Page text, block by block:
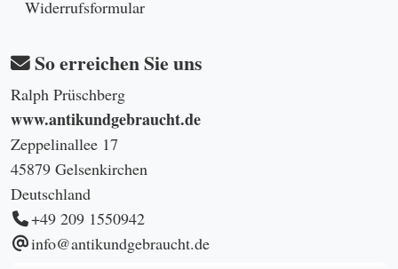
Widerrufsformular
So erreichen Sie uns
Ralph Prüschberg
www.antikundgebraucht.de
Zeppelinallee 17
45879 Gelsenkirchen
Deutschland
+49 209 1550942
info@antikundgebraucht.de